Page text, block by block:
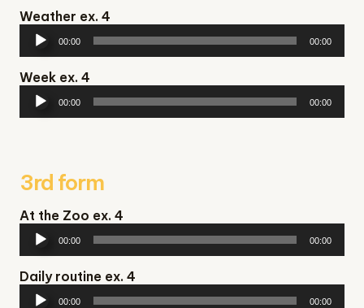
Weather ex. 4
Аудіопрогравач
00:00 00:00
Week ex. 4
Аудіопрогравач
00:00 00:00
3rd form
At the Zoo ex. 4
Аудіопрогравач
00:00 00:00
Daily routine ex. 4
Аудіопрогравач
00:00 00:00